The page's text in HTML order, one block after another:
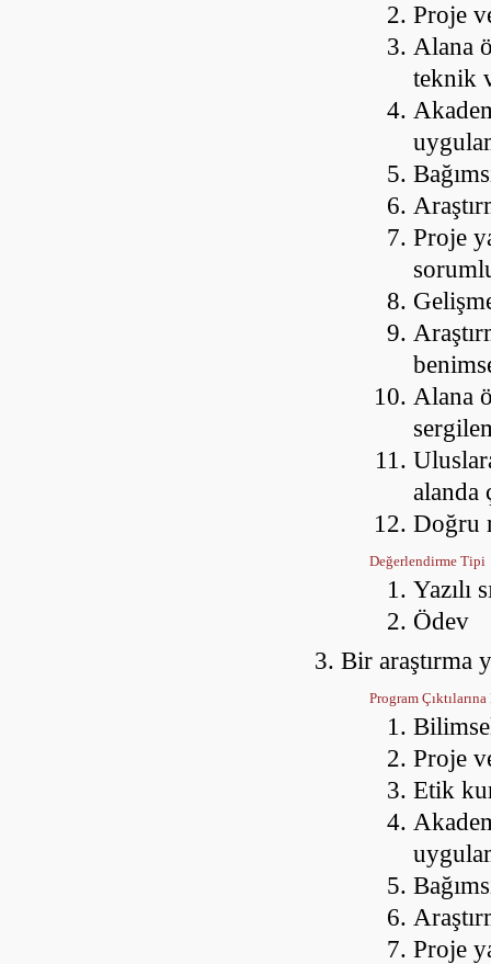
Proje
Alana
teknik
Proje
Alana
alanda
Doğru
Değerlendirme Tipi
Yazılı
Ödev
Bir araştırma
Program Çıktılarına
Proje
Etik
Proje